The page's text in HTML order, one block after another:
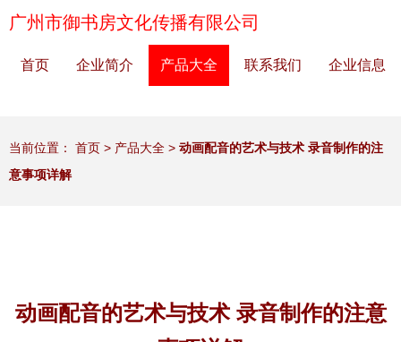
广州市御书房文化传播有限公司
首页 企业简介 产品大全 联系我们 企业信息
当前位置： 首页 > 产品大全 > 动画配音的艺术与技术 录音制作的注
意事项详解
动画配音的艺术与技术 录音制作的注意